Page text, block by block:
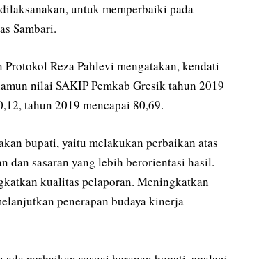
untuk memperbaiki pada
Sambari.
Reza Pahlevi mengatakan, kendati
nilai SAKIP Pemkab Gresik tahun 2019
tahun 2019 mencapai 80,69.
bupati, yaitu melakukan perbaikan atas
dan sasaran yang lebih berorientasi hasil.
kualitas pelaporan. Meningkatkan
penerapan budaya kinerja